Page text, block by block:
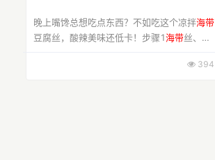
晚上嘴馋总想吃点东西？不如吃这个凉拌海带
豆腐丝，酸辣美味还低卡！步骤1海带丝、豆
丝、干豆腐丝、豆芽、
394